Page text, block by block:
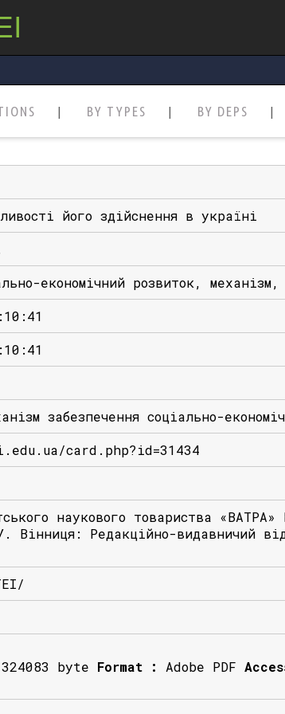
BY TYPES BY DEPS
його здійснення в україні
економічний розвиток, механізм,
забезпечення соціально-
card.php?id=31434
наукового товариства «ВАТРА»
Вінниця: Редакційно-
324083 byte Format : Adobe PDF